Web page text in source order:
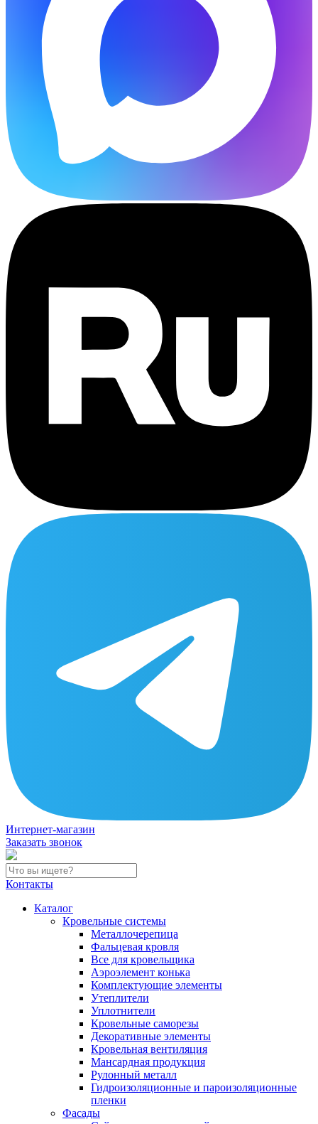
Интернет-магазин
Заказать звонок
Контакты
Каталог
Кровельные системы
Металлочерепица
Фальцевая кровля
Все для кровельщика
Аэроэлемент конька
Комплектующие элементы
Утеплители
Уплотнители
Кровельные саморезы
Декоративные элементы
Кровельная вентиляция
Мансардная продукция
Рулонный металл
Гидроизоляционные и пароизоляционные
пленки
Фасады